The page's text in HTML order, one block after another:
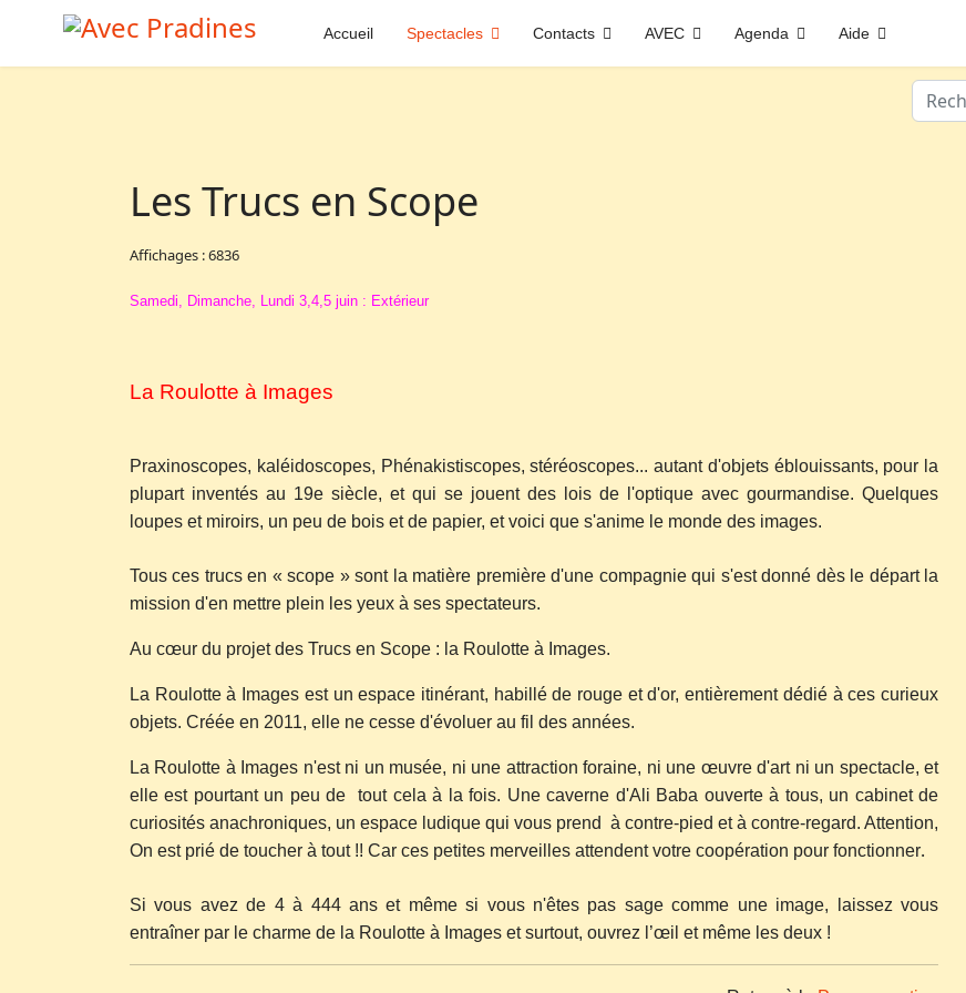
Accueil Spectacles Contacts AVEC Agenda Aide
Valider
Les Trucs en Scope
Affichages : 6836
Samedi, Dimanche, Lundi 3,4,5 juin : Extérieur
La Roulotte à Images
Praxinoscopes, kaléidoscopes, Phénakistiscopes, stéréoscopes... autant d'objets éblouissants, pour la
plupart inventés au 19e siècle, et qui se jouent des lois de l'optique avec gourmandise. Quelques
loupes et miroirs, un peu de bois et de papier, et voici que s'anime le monde des images.
Tous ces trucs en « scope » sont la matière première d'une compagnie qui s'est donné dès le départ la
mission d'en mettre plein les yeux à ses spectateurs.
Au cœur du projet des Trucs en Scope : la Roulotte à Images.
La Roulotte à Images est un espace itinérant, habillé de rouge et d'or, entièrement dédié à ces curieux
objets. Créée en 2011, elle ne cesse d'évoluer au fil des années.
La Roulotte à Images n'est ni un musée, ni une attraction foraine, ni une œuvre d'art ni un spectacle, et
elle est pourtant un peu de tout cela à la fois. Une caverne d'Ali Baba ouverte à tous, un cabinet de
curiosités anachroniques, un espace ludique qui vous prend à contre-pied et à contre-regard. Attention,
On est prié de toucher à tout !! Car ces petites merveilles attendent votre coopération pour fonctionner.
Si vous avez de 4 à 444 ans et même si vous n'êtes pas sage comme une image, laissez vous
entraîner par le charme de la Roulotte à Images et surtout, ouvrez l’œil et même les deux !